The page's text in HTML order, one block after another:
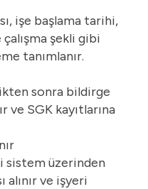
işe başlama tarihi,
şekli gibi
tanımlanır.
sonra bildirge
SGK kayıtlarına
sistem üzerinden
alınır ve işyeri